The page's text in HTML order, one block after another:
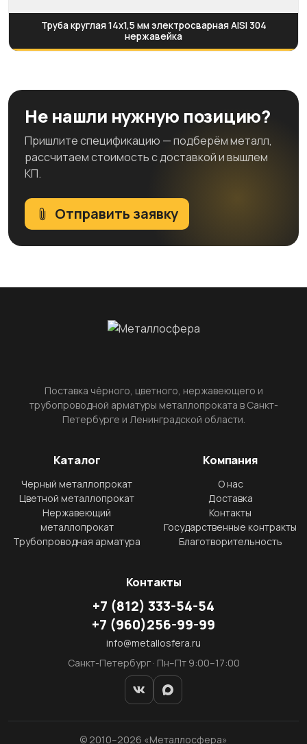
Труба круглая 14х1,5 мм электросварная AISI 304
нержавейка
Не нашли нужную позицию?
Пришлите спецификацию — подберём металл,
рассчитаем стоимость с доставкой и вышлем
КП.
Отправить заявку
Поставка чёрного, цветного, нержавеющего и
трубопроводной арматуры металлопроката в Санкт-
Петербурге и Ленинградской области.
Каталог
Черный металлопрокат
Цветной металлопрокат
Нержавеющий
металлопрокат
Трубопроводная арматура
Компания
О нас
Доставка
Контакты
Государственные контракты
Благотворительность
Контакты
+7 (812) 333-54-54
+7 (960)256-99-99
info@metallosfera.ru
Санкт-Петербург · Пн–Пт 9:00–17:00
© 2010–2026 «Металлосфера»